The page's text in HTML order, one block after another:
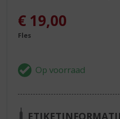
€ 19,00
Fles